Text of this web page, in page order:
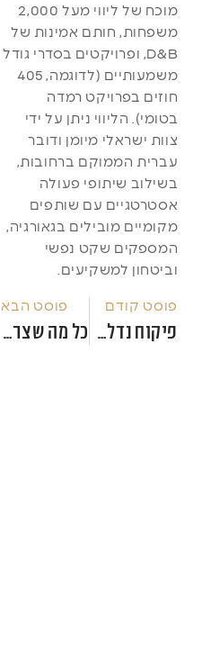
מוכח של ליווי מעל 2,000
משפחות, חותם אמינות של
D&B, ופרויקטים בסדרי גודל
משמעותיים (לדוגמה, 405
חוזים בפרויקט רמדה
בטומי). הליווי ניתן על ידי
צוות ישראלי מיומן ודובר
עברית הממוקם ברחובות,
בשילוב שיתופי פעולה
אסטרטגיים עם שותפים
מקומיים מובילים בגאורגיה,
המספקים שקט נפשי
וביטחון למשקיעים.
פוסט קודם
פיקוח נדל"ן בגאורגיה: כיצד לוודא אמינות ובדיקת רישיונות לחברות נדל"ן?
פוסט הבא
כל מה שצריך לדעת על השקעות נדל"ן בטביליסי – שאלות ותשובות